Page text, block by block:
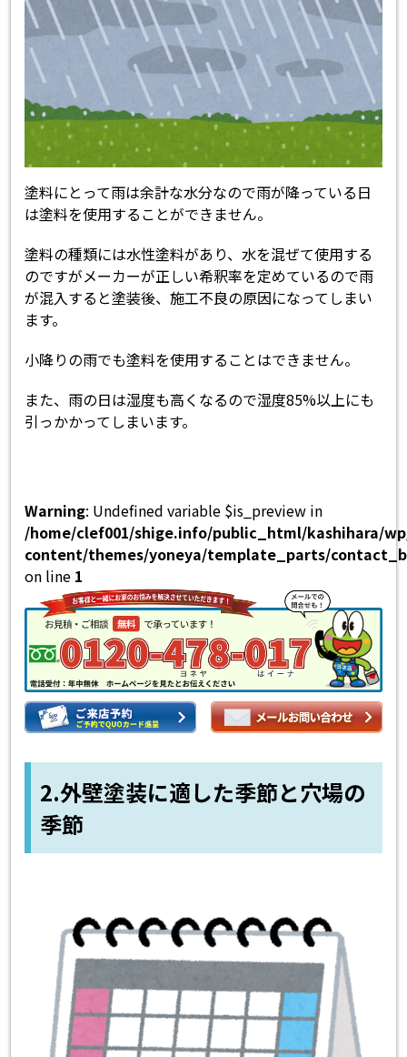
塗料にとって雨は余計な水分なので雨が降っている日
は塗料を使用することができません。
塗料の種類には水性塗料があり、水を混ぜて使用する
のですがメーカーが正しい希釈率を定めているので雨
が混入すると塗装後、施工不良の原因になってしまい
ます。
小降りの雨でも塗料を使用することはできません。
また、雨の日は湿度も高くなるので湿度85%以上にも
引っかかってしまいます。
Warning: Undefined variable $is_preview in
/home/clef001/shige.info/public_html/kashihara/
content/themes/yoneya/template_parts/
on line 1
2.外壁塗装に適した季節と穴場の
季節